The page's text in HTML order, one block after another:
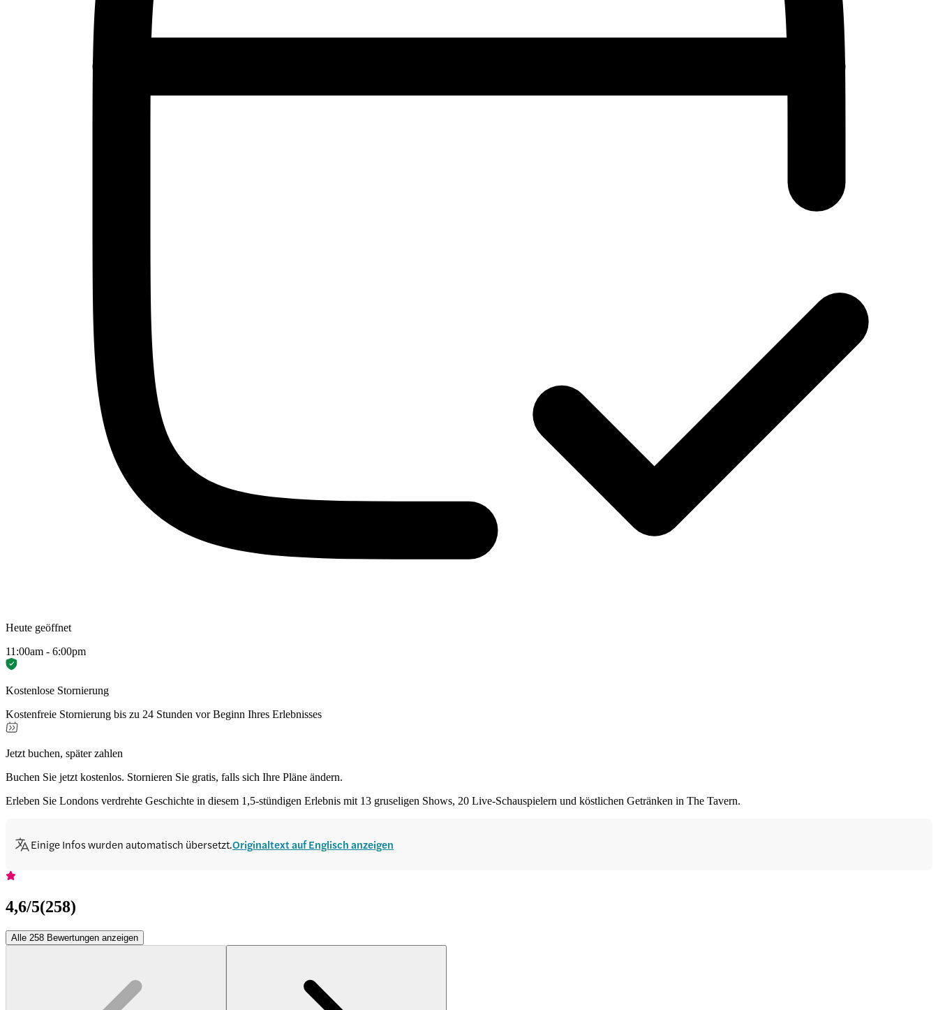
Heute geöffnet
11:00am - 6:00pm
Kostenlose Stornierung
Kostenfreie Stornierung bis zu 24 Stunden vor Beginn Ihres Erlebnisses
Jetzt buchen, später zahlen
Buchen Sie jetzt kostenlos. Stornieren Sie gratis, falls sich Ihre Pläne ändern.
Erleben Sie Londons verdrehte Geschichte in diesem 1,5-stündigen Erlebnis mit 13 gruseligen Shows, 20 Live-Schauspielern und köstlichen Getränken in The Tavern.
Einige Infos wurden automatisch übersetzt.Originaltext auf Englisch anzeigen
4,6/5(258)
Alle 258 Bewertungen anzeigen